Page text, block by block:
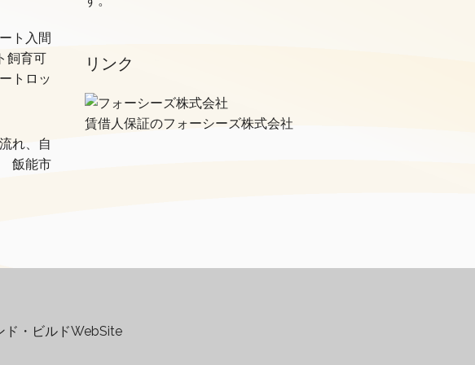
ト入間
飼育可
トロッ
れ、自
飯能市
リンク
賃借人保証のフォーシーズ株式会社
・ビルドWebSite